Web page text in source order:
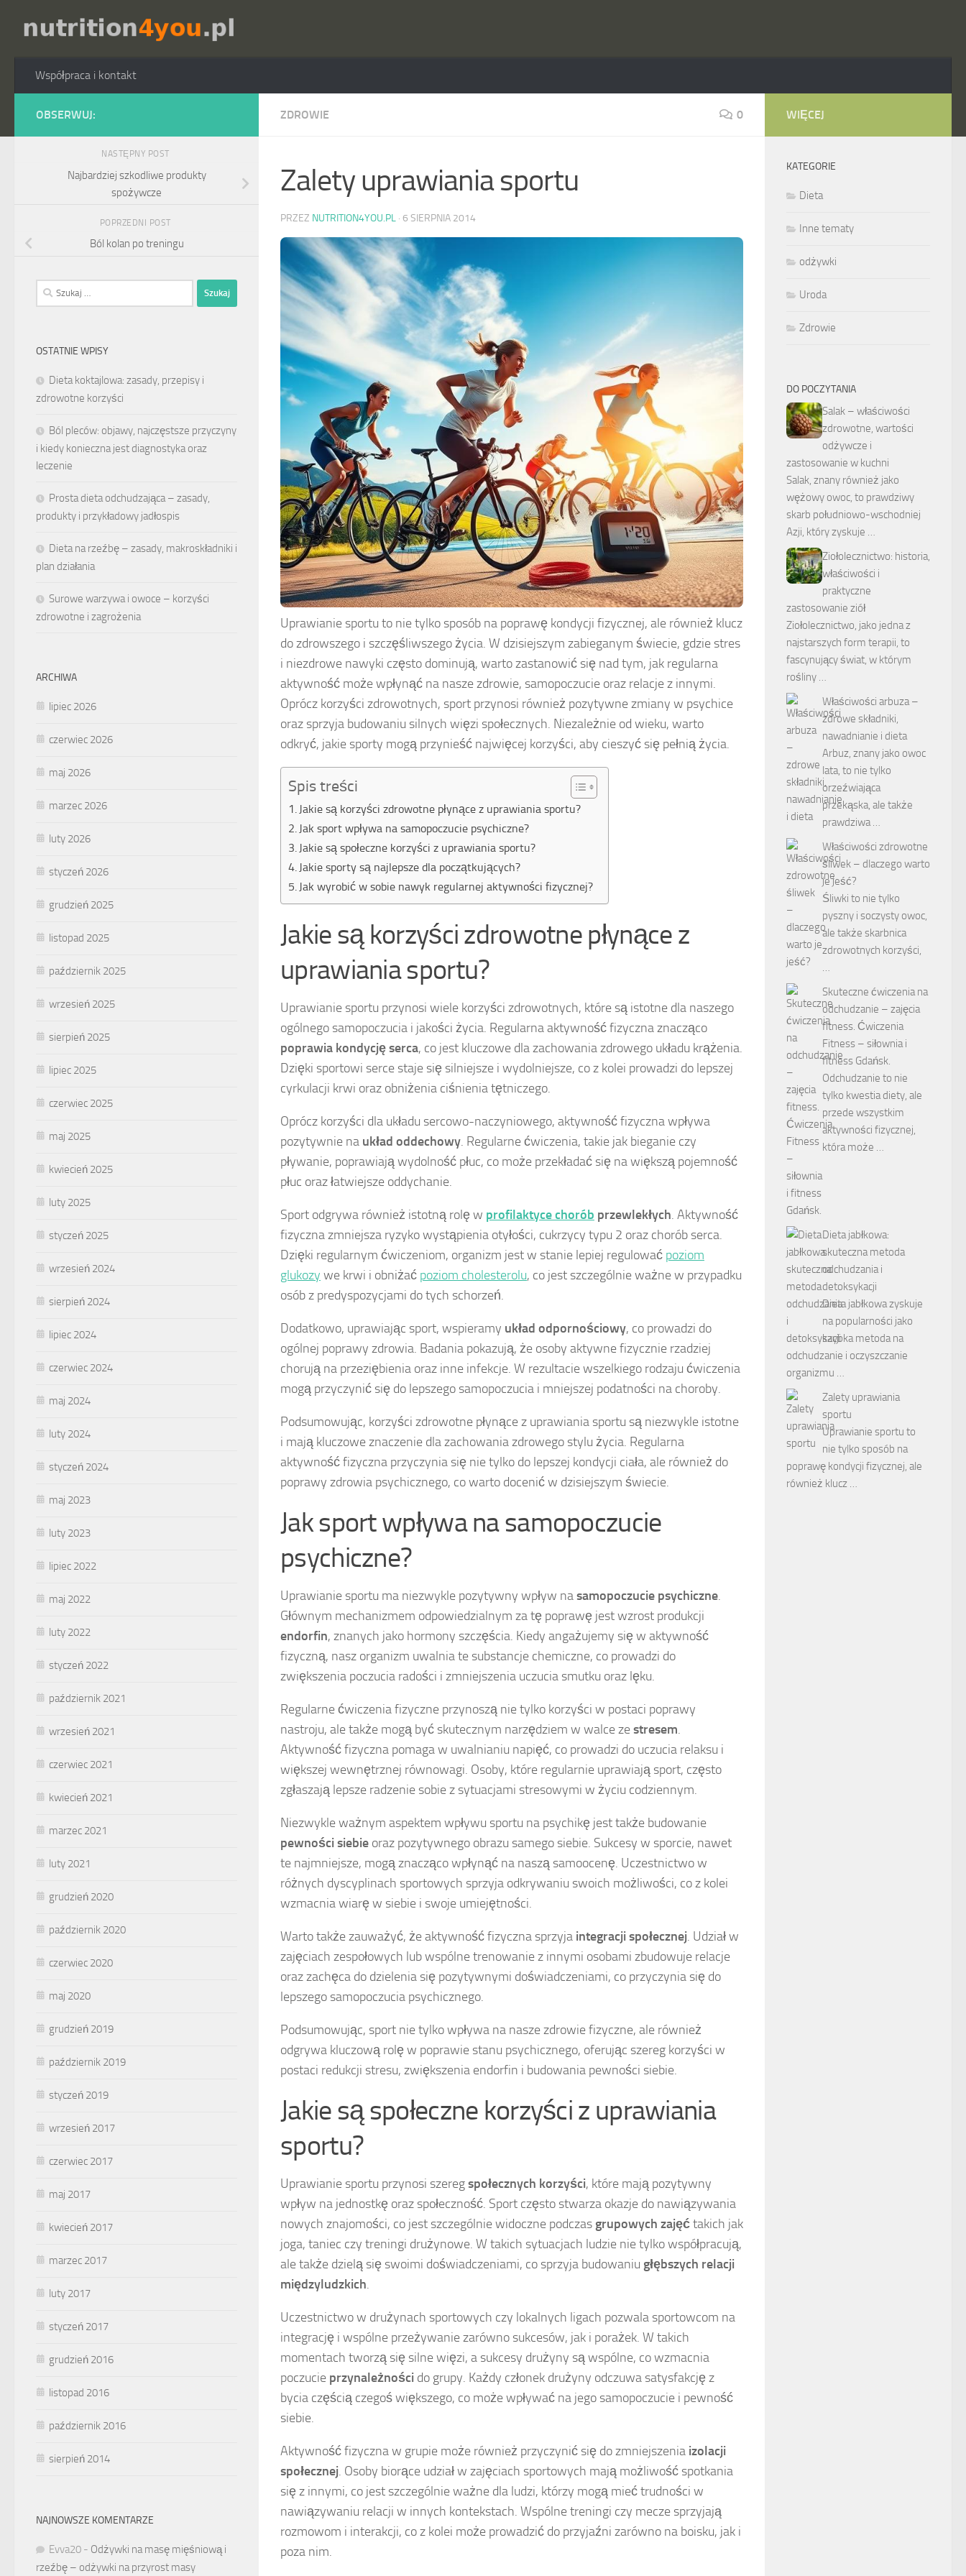
Przejdź do treści
Współpraca i kontakt
ZDROWIE 0
Zalety uprawiania sportu
PRZEZ NUTRITION4YOU.PL · 6 SIERPNIA 2014
Uprawianie sportu to nie tylko sposób na poprawę kondycji fizycznej, ale również klucz
do zdrowszego i szczęśliwszego życia. W dzisiejszym zabieganym świecie, gdzie stres
i niezdrowe nawyki często dominują, warto zastanowić się nad tym, jak regularna
aktywność może wpłynąć na nasze zdrowie, samopoczucie oraz relacje z innymi.
Oprócz korzyści zdrowotnych, sport przynosi również pozytywne zmiany w psychice
oraz sprzyja budowaniu silnych więzi społecznych. Niezależnie od wieku, warto
odkryć, jakie sporty mogą przynieść najwięcej korzyści, aby cieszyć się pełnią życia.
Spis treści
Jakie są korzyści zdrowotne płynące z uprawiania sportu?
Jak sport wpływa na samopoczucie psychiczne?
Jakie są społeczne korzyści z uprawiania sportu?
Jakie sporty są najlepsze dla początkujących?
Jak wyrobić w sobie nawyk regularnej aktywności fizycznej?
Jakie są korzyści zdrowotne płynące z
uprawiania sportu?
Uprawianie sportu przynosi wiele korzyści zdrowotnych, które są istotne dla naszego
ogólnego samopoczucia i jakości życia. Regularna aktywność fizyczna znacząco
poprawia kondycję serca, co jest kluczowe dla zachowania zdrowego układu krążenia.
Dzięki sportowi serce staje się silniejsze i wydolniejsze, co z kolei prowadzi do lepszej
cyrkulacji krwi oraz obniżenia ciśnienia tętniczego.
Oprócz korzyści dla układu sercowo-naczyniowego, aktywność fizyczna wpływa
pozytywnie na układ oddechowy. Regularne ćwiczenia, takie jak bieganie czy
pływanie, poprawiają wydolność płuc, co może przekładać się na większą pojemność
płuc oraz łatwiejsze oddychanie.
Sport odgrywa również istotną rolę w profilaktyce chorób przewlekłych. Aktywność
fizyczna zmniejsza ryzyko wystąpienia otyłości, cukrzycy typu 2 oraz chorób serca.
Dzięki regularnym ćwiczeniom, organizm jest w stanie lepiej regulować poziom
glukozy we krwi i obniżać poziom cholesterolu, co jest szczególnie ważne w przypadku
osób z predyspozycjami do tych schorzeń.
Dodatkowo, uprawiając sport, wspieramy układ odpornościowy, co prowadzi do
ogólnej poprawy zdrowia. Badania pokazują, że osoby aktywne fizycznie rzadziej
chorują na przeziębienia oraz inne infekcje. W rezultacie wszelkiego rodzaju ćwiczenia
mogą przyczynić się do lepszego samopoczucia i mniejszej podatności na choroby.
Podsumowując, korzyści zdrowotne płynące z uprawiania sportu są niezwykle istotne
i mają kluczowe znaczenie dla zachowania zdrowego stylu życia. Regularna
aktywność fizyczna przyczynia się nie tylko do lepszej kondycji ciała, ale również do
poprawy zdrowia psychicznego, co warto docenić w dzisiejszym świecie.
Jak sport wpływa na samopoczucie
psychiczne?
Uprawianie sportu ma niezwykle pozytywny wpływ nasamopoczucie psychiczne.
Głównym mechanizmem odpowiedzialnym za tę poprawę jest wzrost produkcji
endorfin, znanych jako hormony szczęścia. Kiedy angażujemy się w aktywność
fizyczną, nasz organizm uwalnia te substancje chemiczne, co prowadzi do
zwiększenia poczucia radości i zmniejszenia uczucia smutku oraz lęku.
Regularne ćwiczenia fizyczne przynoszą nie tylko korzyści w postaci poprawy
nastroju, ale także mogą być skutecznym narzędziem w walce zestresem.
Aktywność fizyczna pomaga w uwalnianiu napięć, co prowadzi do uczucia relaksu i
większej wewnętrznej równowagi. Osoby, które regularnie uprawiają sport, często
zgłaszają lepsze radzenie sobie z sytuacjami stresowymi w życiu codziennym.
Niezwykle ważnym aspektem wpływu sportu na psychikę jest także budowanie
pewności siebie oraz pozytywnego obrazu samego siebie. Sukcesy w sporcie, nawet
te najmniejsze, mogą znacząco wpłynąć na naszą samoocenę. Uczestnictwo w
różnych dyscyplinach sportowych sprzyja odkrywaniu swoich możliwości, co z kolei
wzmacnia wiarę w siebie i swoje umiejętności.
Warto także zauważyć, że aktywność fizyczna sprzyja integracji społecznej. Udział w
zajęciach zespołowych lub wspólne trenowanie z innymi osobami zbudowuje relacje
oraz zachęca do dzielenia się pozytywnymi doświadczeniami, co przyczynia się do
lepszego samopoczucia psychicznego.
Podsumowując, sport nie tylko wpływa na nasze zdrowie fizyczne, ale również
odgrywa kluczową rolę w poprawie stanu psychicznego, oferując szereg korzyści w
postaci redukcji stresu, zwiększenia endorfin i budowania pewności siebie.
Jakie są społeczne korzyści z uprawiania
sportu?
Uprawianie sportu przynosi szeregspołecznych korzyści, które mają pozytywny
wpływ na jednostkę oraz społeczność. Sport często stwarza okazje do nawiązywania
nowych znajomości, co jest szczególnie widoczne podczas grupowych zajęćtakich jak
joga, taniec czy treningi drużynowe. W takich sytuacjach ludzie nie tylko współpracują,
ale także dzielą się swoimi doświadczeniami, co sprzyja budowaniu głębszych relacji
międzyludzkich.
Uczestnictwo w drużynach sportowych czy lokalnych ligach pozwala sportowcom na
integrację i wspólne przeżywanie zarówno sukcesów, jak i porażek. W takich
momentach tworzą się silne więzi, a sukcesy drużyny są wspólne, co wzmacnia
poczucie przynależności do grupy. Każdy członek drużyny odczuwa satysfakcję z
bycia częścią czegoś większego, co może wpływać na jego samopoczucie i pewność
siebie.
Aktywność fizyczna w grupie może również przyczynić się do zmniejszenia izolacji
społecznej. Osoby biorące udział w zajęciach sportowych mają możliwość spotkania
się z innymi, co jest szczególnie ważne dla ludzi, którzy mogą mieć trudności w
nawiązywaniu relacji w innych kontekstach. Wspólne treningi czy mecze sprzyjają
rozmowom i interakcji, co z kolei może prowadzić do przyjaźni zarówno na boisku, jak i
poza nim.
OBSERWUJ:
NASTĘPNY POST
Najbardziej szkodliwe produkty
spożywcze
POPRZEDNI POST
Ból kolan po treningu
Szukaj:
OSTATNIE WPISY
Dieta koktajlowa: zasady, przepisy i
zdrowotne korzyści
Ból pleców: objawy, najczęstsze przyczyny
i kiedy konieczna jest diagnostyka oraz
leczenie
Prosta dieta odchudzająca – zasady,
produkty i przykładowy jadłospis
Dieta na rzeźbę – zasady, makroskładniki i
plan działania
Surowe warzywa i owoce – korzyści
zdrowotne i zagrożenia
ARCHIWA
lipiec 2026
czerwiec 2026
maj 2026
marzec 2026
luty 2026
styczeń 2026
grudzień 2025
listopad 2025
październik 2025
wrzesień 2025
sierpień 2025
lipiec 2025
czerwiec 2025
maj 2025
kwiecień 2025
luty 2025
styczeń 2025
wrzesień 2024
sierpień 2024
lipiec 2024
czerwiec 2024
maj 2024
luty 2024
styczeń 2024
maj 2023
luty 2023
lipiec 2022
maj 2022
luty 2022
styczeń 2022
październik 2021
wrzesień 2021
czerwiec 2021
kwiecień 2021
marzec 2021
luty 2021
grudzień 2020
październik 2020
czerwiec 2020
maj 2020
grudzień 2019
październik 2019
styczeń 2019
wrzesień 2017
czerwiec 2017
maj 2017
kwiecień 2017
marzec 2017
luty 2017
styczeń 2017
grudzień 2016
listopad 2016
październik 2016
sierpień 2014
NAJNOWSZE KOMENTARZE
Evva20 - Odżywki na masę mięśniową i
rzeźbę – odżywki na przyrost masy
WIĘCEJ
KATEGORIE
Dieta
Inne tematy
odżywki
Uroda
Zdrowie
DO POCZYTANIA
Salak – właściwości
zdrowotne, wartości
odżywcze i
zastosowanie w kuchni
Salak, znany również jako
wężowy owoc, to prawdziwy
skarb południowo-wschodniej
Azji, który zyskuje …
Ziołolecznictwo: historia,
właściwości i
praktyczne
zastosowanie ziół
Ziołolecznictwo, jako jedna z
najstarszych form terapii, to
fascynujący świat, w którym
rośliny …
Właściwości arbuza –
zdrowe składniki,
nawadnianie i dieta
Arbuz, znany jako owoc
lata, to nie tylko
orzeźwiająca
przekąska, ale także
prawdziwa …
Właściwości zdrowotne
śliwek – dlaczego warto
je jeść?
Śliwki to nie tylko
pyszny i soczysty owoc,
ale także skarbnica
zdrowotnych korzyści,
…
Skuteczne ćwiczenia na
odchudzanie – zajęcia
fitness. Ćwiczenia
Fitness – siłownia i
fitness Gdańsk.
Odchudzanie to nie
tylko kwestia diety, ale
przede wszystkim
aktywności fizycznej,
która może …
Dieta jabłkowa:
skuteczna metoda
odchudzania i
detoksykacji
Dieta jabłkowa zyskuje
na popularności jako
szybka metoda na
odchudzanie i oczyszczanie
organizmu …
Zalety uprawiania
sportu
Uprawianie sportu to
nie tylko sposób na
poprawę kondycji fizycznej, ale
również klucz …